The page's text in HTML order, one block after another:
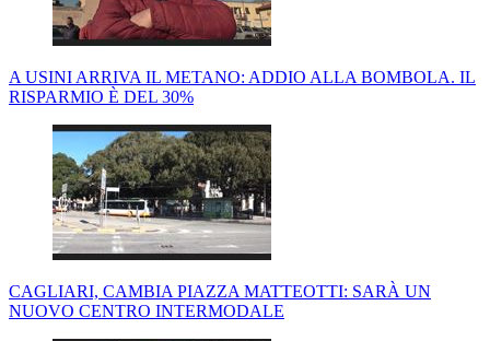
A USINI ARRIVA IL METANO: ADDIO ALLA BOMBOLA. IL
RISPARMIO È DEL 30%
CAGLIARI, CAMBIA PIAZZA MATTEOTTI: SARÀ UN
NUOVO CENTRO INTERMODALE